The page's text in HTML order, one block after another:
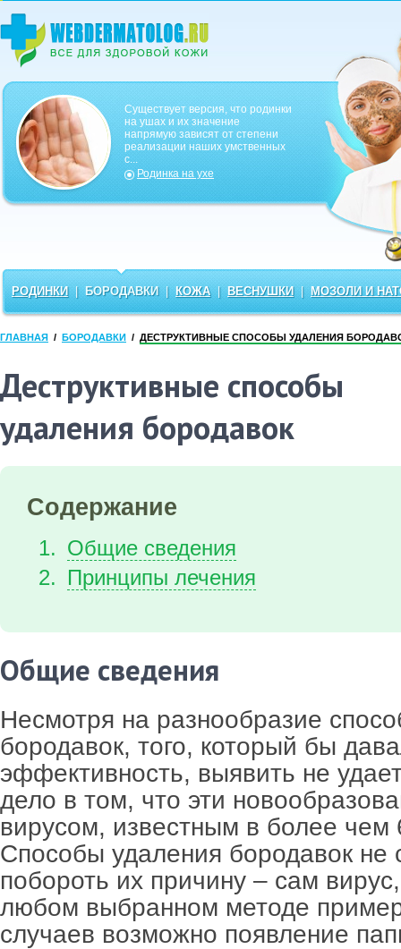
Существует версия, что родинки
на ушах и их значение
напрямую зависят от степени
реализации наших умственных
с...
Родинка на ухе
РОДИНКИ | БОРОДАВКИ | КОЖА | ВЕСНУШКИ | МОЗОЛИ И
ГЛАВНАЯ / БОРОДАВКИ / ДЕСТРУКТИВНЫЕ СПОСОБЫ УДАЛЕНИЯ
Деструктивные способы
удаления бородавок
Содержание
Общие сведения
Принципы лечения
Общие сведения
Несмотря на разнообразие
бородавок, того, который бы
эффективность, выявить не
дело в том, что эти
вирусом, известным в более
Способы удаления бородавок не
побороть их причину – сам
любом выбранном методе
случаев возможно появление